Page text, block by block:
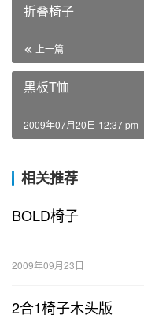
折叠椅子
上一篇
黑板T恤
2009年07月20日 12:37 pm
相关推荐
BOLD椅子
2009年09月23日
2合1椅子木头版